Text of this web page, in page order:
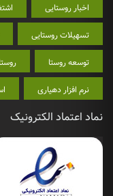
اخبار روستایی
تسهیلات روستایی
توسعه روستا
نرم افزار دهیاری
نماد اعتماد الکترونیک